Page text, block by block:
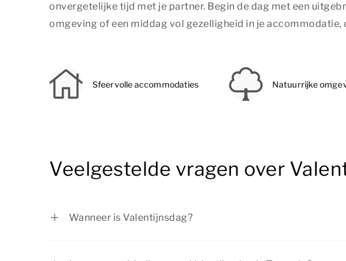
onvergetelijke tijd met je partner. Begin de dag met een
omgeving of een middag vol gezelligheid in je
Sfeervolle accommodaties Natuurrijke
Veelgestelde vragen over
Wanneer is Valentijnsdag?